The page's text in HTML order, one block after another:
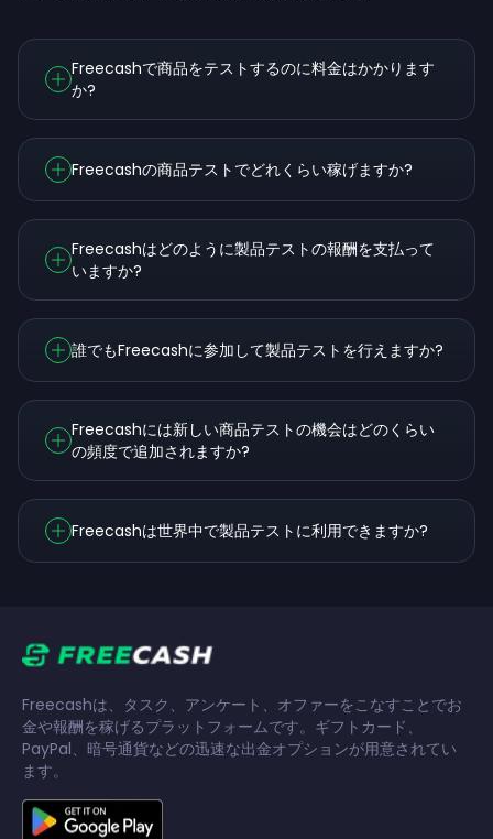
Freecashで商品をテストするのに料金はかかります
か?
Freecashの商品テストでどれくらい稼げますか?
Freecashはどのように製品テストの報酬を支払って
いますか?
誰でもFreecashに参加して製品テストを行えますか?
Freecashには新しい商品テストの機会はどのくらい
の頻度で追加されますか?
Freecashは世界中で製品テストに利用できますか?
Freecashは、タスク、アンケート、オファーをこなすことでお
金や報酬を稼げるプラットフォームです。ギフトカード、
PayPal、暗号通貨などの迅速な出金オプションが用意されてい
ます。